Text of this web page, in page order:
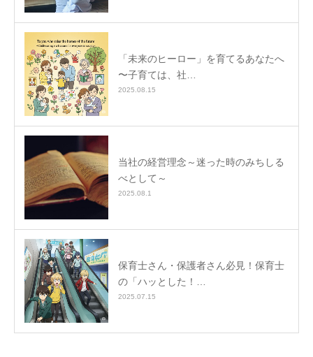
「未来のヒーロー」を育てるあなたへ
〜子育ては、社…
2025.08.15
当社の経営理念～迷った時のみちしる
べとして～
2025.08.1
保育士さん・保護者さん必見！保育士
の「ハッとした！…
2025.07.15